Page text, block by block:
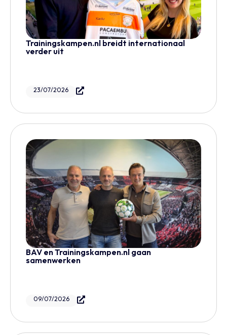
Trainingskampen.nl breidt internationaal
verder uit
23/07/2026
BAV en Trainingskampen.nl gaan
samenwerken
09/07/2026